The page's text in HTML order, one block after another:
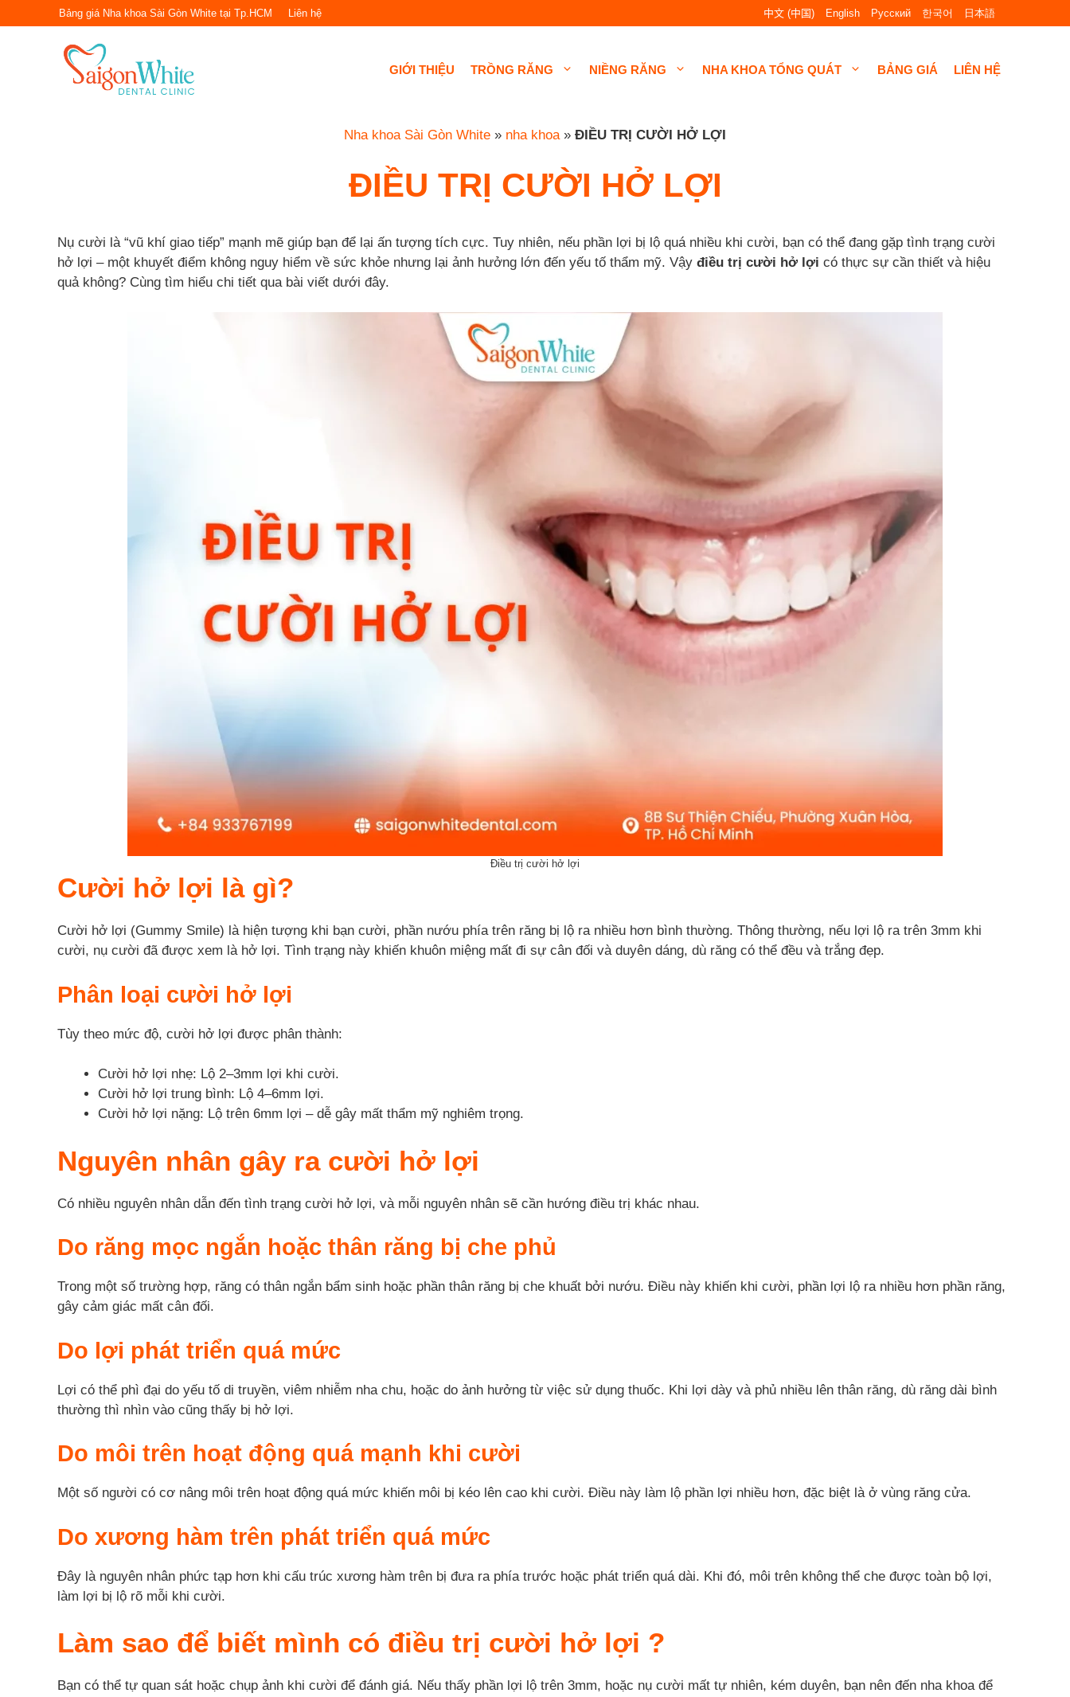
đến
Bảng giá Nha khoa Sài Gòn White tại Tp.HCM Liên hệ 中文 (中国) English Русский 한국어 日本語
GIỚI THIỆU TRỒNG RĂNG NIỀNG RĂNG NHA KHOA TỔNG QUÁT BẢNG GIÁ LIÊN HỆ
Nha khoa Sài Gòn White » nha khoa» ĐIỀU TRỊ CƯỜI HỞ LỢI
ĐIỀU TRỊ CƯỜI HỞ LỢI
Nụ cười là “vũ khí giao tiếp” mạnh mẽ giúp bạn để lại ấn tượng tích cực. Tuy nhiên, nếu phần lợi bị lộ quá nhiều khi cười, bạn có thể đang gặp tình trạng cười
hở lợi – một khuyết điểm không nguy hiểm về sức khỏe nhưng lại ảnh hưởng lớn đến yếu tố thẩm mỹ. Vậy điều trị cười hở lợi có thực sự cần thiết và hiệu
quả không? Cùng tìm hiểu chi tiết qua bài viết dưới đây.
Điều trị cười hở lợi
Cười hở lợi là gì?
Cười hở lợi (Gummy Smile) là hiện tượng khi bạn cười, phần nướu phía trên răng bị lộ ra nhiều hơn bình thường. Thông thường, nếu lợi lộ ra trên 3mm khi
cười, nụ cười đã được xem là hở lợi. Tình trạng này khiến khuôn miệng mất đi sự cân đối và duyên dáng, dù răng có thể đều và trắng đẹp.
Phân loại cười hở lợi
Tùy theo mức độ, cười hở lợi được phân thành:
Cười hở lợi nhẹ: Lộ 2–3mm lợi khi cười.
Cười hở lợi trung bình: Lộ 4–6mm lợi.
Cười hở lợi nặng: Lộ trên 6mm lợi – dễ gây mất thẩm mỹ nghiêm trọng.
Nguyên nhân gây ra cười hở lợi
Có nhiều nguyên nhân dẫn đến tình trạng cười hở lợi, và mỗi nguyên nhân sẽ cần hướng điều trị khác nhau.
Do răng mọc ngắn hoặc thân răng bị che phủ
Trong một số trường hợp, răng có thân ngắn bẩm sinh hoặc phần thân răng bị che khuất bởi nướu. Điều này khiến khi cười, phần lợi lộ ra nhiều hơn phần răng,
gây cảm giác mất cân đối.
Do lợi phát triển quá mức
Lợi có thể phì đại do yếu tố di truyền, viêm nhiễm nha chu, hoặc do ảnh hưởng từ việc sử dụng thuốc. Khi lợi dày và phủ nhiều lên thân răng, dù răng dài bình
thường thì nhìn vào cũng thấy bị hở lợi.
Do môi trên hoạt động quá mạnh khi cười
Một số người có cơ nâng môi trên hoạt động quá mức khiến môi bị kéo lên cao khi cười. Điều này làm lộ phần lợi nhiều hơn, đặc biệt là ở vùng răng cửa.
Do xương hàm trên phát triển quá mức
Đây là nguyên nhân phức tạp hơn khi cấu trúc xương hàm trên bị đưa ra phía trước hoặc phát triển quá dài. Khi đó, môi trên không thể che được toàn bộ lợi,
làm lợi bị lộ rõ mỗi khi cười.
Làm sao để biết mình có điều trị cười hở lợi ?
Bạn có thể tự quan sát hoặc chụp ảnh khi cười để đánh giá. Nếu thấy phần lợi lộ trên 3mm, hoặc nụ cười mất tự nhiên, kém duyên, bạn nên đến nha khoa để